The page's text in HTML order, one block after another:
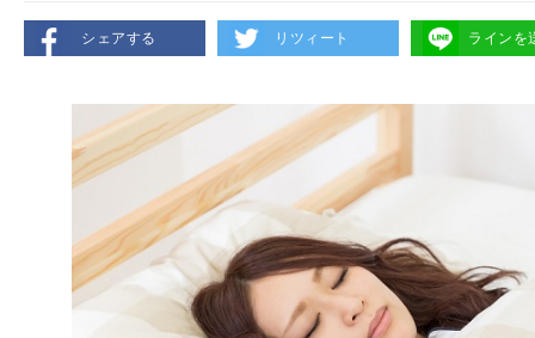
シェアする リツィート ラインを